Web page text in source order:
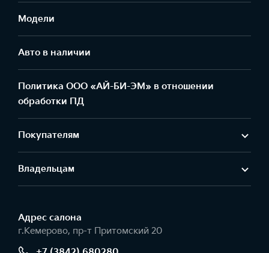
Модели
Авто в наличии
Политика ООО «АЙ-БИ-ЭМ» в отношении
обработки ПД
Покупателям
Владельцам
Адрес салонa
г.Кемерово, пр-т Притомский 20